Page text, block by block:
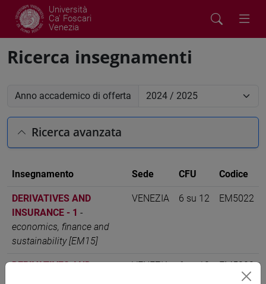
Università
Ca' Foscari
Venezia
Ricerca insegnamenti
Anno accademico di offerta
Ricerca avanzata
Insegnamento Sede CFU Codice
DERIVATIVES AND
INSURANCE - 1 -
economics, finance and
sustainability [EM15]
VENEZIA 6 su 12 EM5022
DERIVATIVES AND
VENEZIA 6 su 12 EM5022